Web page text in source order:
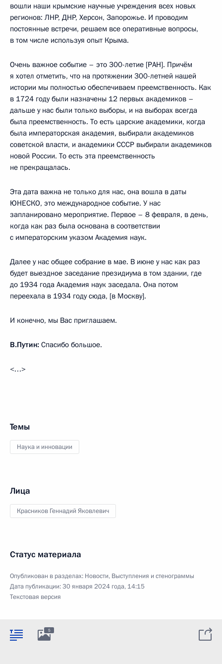
вошли наши крымские научные учреждения всех новых
регионов: ЛНР, ДНР, Херсон, Запорожье. И проводим
постоянные встречи, решаем все оперативные вопросы,
в том числе используя опыт Крыма.
Очень важное событие – это 300-летие [РАН]. Причём
я хотел отметить, что на протяжении 300-летней нашей
истории мы полностью обеспечиваем преемственность. Как
в 1724 году были назначены 12 первых академиков –
дальше у нас были только выборы, и на выборах всегда
была преемственность. То есть царские академики, когда
была императорская академия, выбирали академиков
советской власти, и академики СССР выбирали академиков
новой России. То есть эта преемственность
не прекращалась.
Эта дата важна не только для нас, она вошла в даты
ЮНЕСКО, это международное событие. У нас
запланировано мероприятие. Первое – 8 февраля, в день,
когда как раз была основана в соответствии
с императорским указом Академия наук.
Далее у нас общее собрание в мае. В июне у нас как раз
будет выездное заседание президиума в том здании, где
до 1934 года Академия наук заседала. Она потом
переехала в 1934 году сюда, [в Москву].
И конечно, мы Вас приглашаем.
В.Путин: Спасибо большое.
<…>
Темы
Наука и инновации
Лица
Красников Геннадий Яковлевич
Статус материала
Опубликован в разделах: Новости, Выступления и стенограммы
Дата публикации:30 января 2024 года, 14:15
Текстовая версия
5